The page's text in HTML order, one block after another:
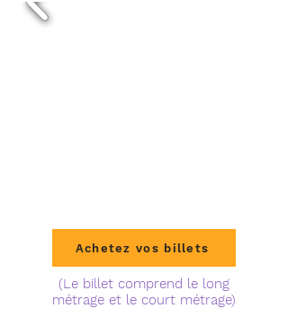
Achetez vos billets
(Le billet comprend le long
métrage et le court métrage)